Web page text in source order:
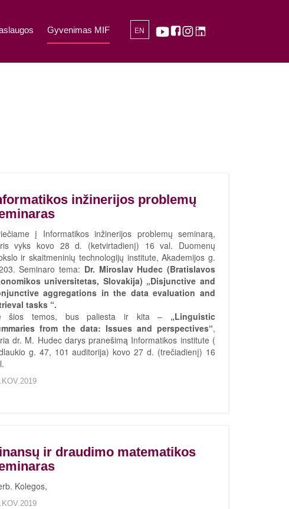
Gyvenimas MIF EN
inžinerijos problemų
į Informatikos inžinerijos problemų seminarą,
vyks kovo 28 d. (ketvirtadienį) 16 val. Duomenų
ir skaitmeninių technologijų institute, Akademijos g.
Seminaro tema: Dr. Miroslav Hudec (Bratislavos
universitetas, Slovakija) „Disjunctive and
aggregations in the data evaluation and
tasks “.
šios temos, bus paliesta ir kita – „Linguistic
from the data: Issues and perspectives“,
dr. M. Hudec darys pranešimą Informatikos institute (
g. 47, 101 auditorija) kovo 27 d. (trečiadienį) 16
ir draudimo matematikos
Kolegos,